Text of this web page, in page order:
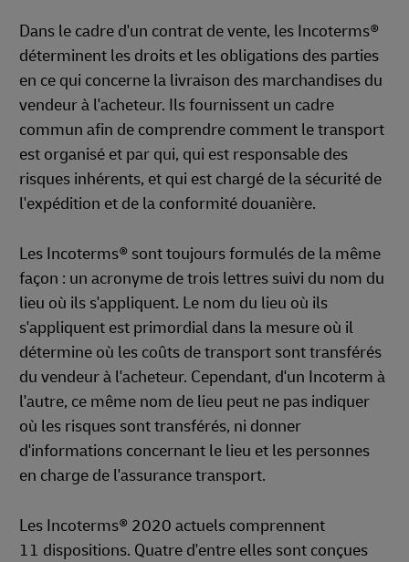
Dans le cadre d'un contrat de vente, les Incoterms®
déterminent les droits et les obligations des parties
en ce qui concerne la livraison des marchandises du
vendeur à l'acheteur. Ils fournissent un cadre
commun afin de comprendre comment le transport
est organisé et par qui, qui est responsable des
risques inhérents, et qui est chargé de la sécurité de
l'expédition et de la conformité douanière.
Les Incoterms® sont toujours formulés de la même
façon : un acronyme de trois lettres suivi du nom du
lieu où ils s'appliquent. Le nom du lieu où ils
s'appliquent est primordial dans la mesure où il
détermine où les coûts de transport sont transférés
du vendeur à l'acheteur. Cependant, d'un Incoterm à
l'autre, ce même nom de lieu peut ne pas indiquer
où les risques sont transférés, ni donner
d'informations concernant le lieu et les personnes
en charge de l'assurance transport.
Les Incoterms® 2020 actuels comprennent
11 dispositions. Quatre d'entre elles sont conçues